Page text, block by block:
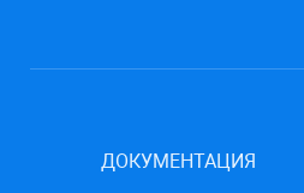
ДОКУМЕНТАЦИЯ